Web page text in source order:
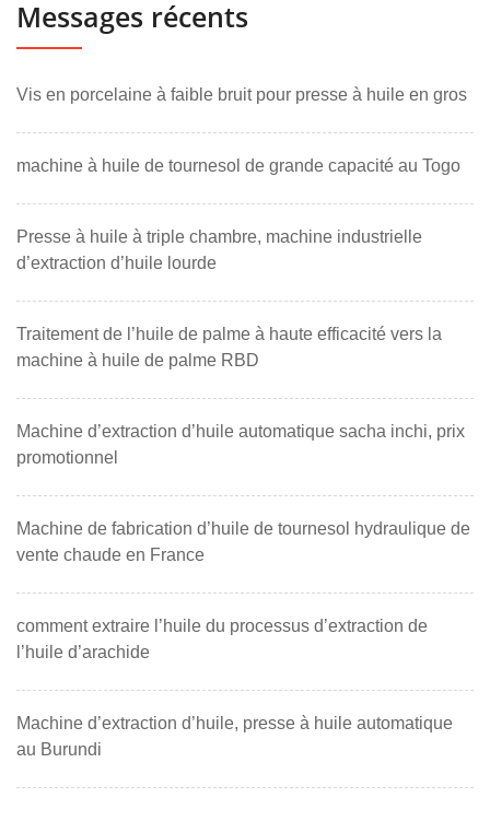
Messages récents
Vis en porcelaine à faible bruit pour presse à huile en gros
machine à huile de tournesol de grande capacité au Togo
Presse à huile à triple chambre, machine industrielle
d’extraction d’huile lourde
Traitement de l’huile de palme à haute efficacité vers la
machine à huile de palme RBD
Machine d’extraction d’huile automatique sacha inchi, prix
promotionnel
Machine de fabrication d’huile de tournesol hydraulique de
vente chaude en France
comment extraire l’huile du processus d’extraction de
l’huile d’arachide
Machine d’extraction d’huile, presse à huile automatique
au Burundi